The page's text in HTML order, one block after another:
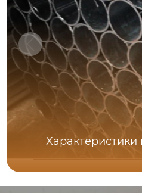
Характеристики